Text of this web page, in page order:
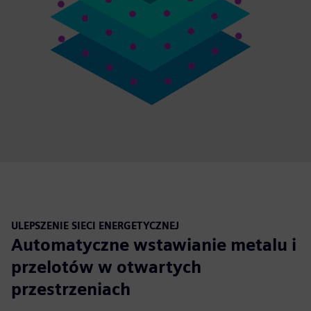
ULEPSZENIE SIECI ENERGETYCZNEJ
Automatyczne wstawianie metalu i
przelotów w otwartych
przestrzeniach